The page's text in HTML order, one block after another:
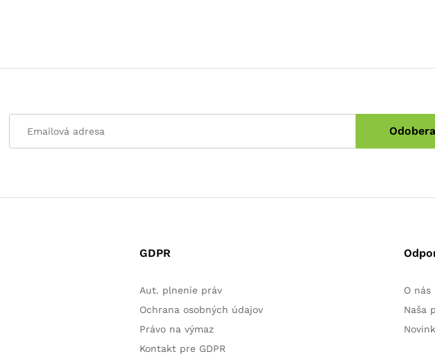
GDPR
Aut. plnenie práv
Ochrana osobných údajov
Právo na výmaz
Kontakt pre GDPR
O nás
Naša